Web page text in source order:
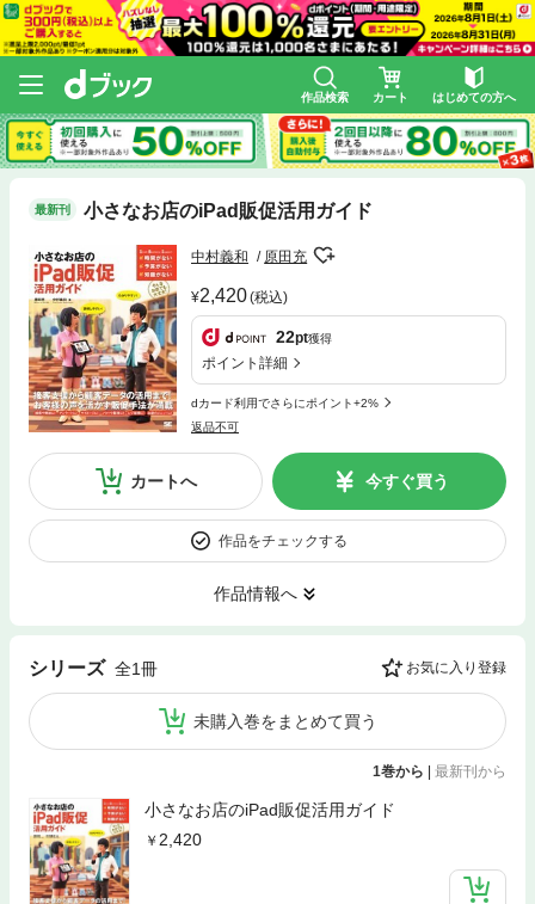
作品検索 カート はじめての方へ
最新刊 小さなお店のiPad販促活用ガイド
中村義和 原田充
2,420(税込)
22pt獲得
ポイント詳細
dカード利用でさらにポイント+2%
返品不可
カートへ 今すぐ買う
作品をチェックする
作品情報へ
シリーズ 全1冊 お気に入り登録
未購入巻をまとめて買う
1巻から 最新刊から
小さなお店のiPad販促活用ガイド
2,420